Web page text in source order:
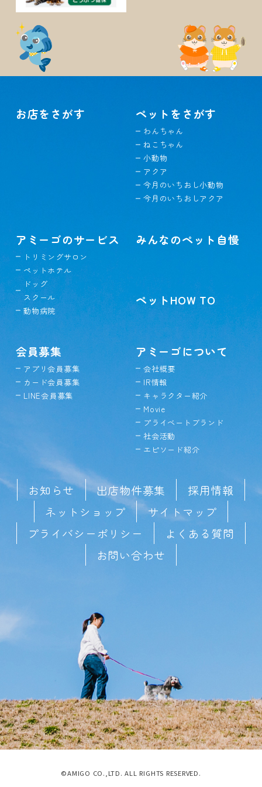
お店をさがす ペットをさがす
わんちゃん
ねこちゃん
小動物
アクア
今月のいちおし小動物
今月のいちおしアクア
アミーゴのサービス
トリミングサロン
ペットホテル
ドッグ
スクール
動物病院
みんなのペット自慢
ペットHOW TO
会員募集
アプリ会員募集
カード会員募集
LINE会員募集
アミーゴについて
会社概要
IR情報
キャラクター紹介
Movie
プライベートブランド
社会活動
エピソード紹介
お知らせ 出店物件募集
採用情報
ネットショップ
サイトマップ
プライバシーポリシー
よくある質問
お問い合わせ
©AMIGO CO.,LTD. ALL RIGHTS RESERVED.